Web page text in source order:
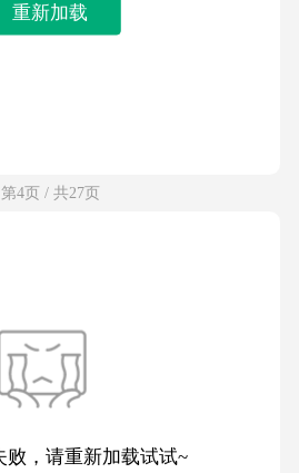
重新加载
第4页 / 共27页
败，请重新加载试试~